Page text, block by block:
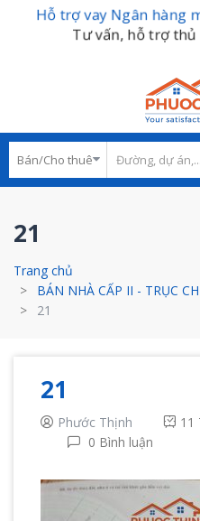
Hỗ trợ vay Ngân hàng
Tư vấn, hỗ trợ
21
Trang chủ
BÁN NHÀ CẤP II - TRỤC
21
21
Phước Thịnh
11
0 Bình luận